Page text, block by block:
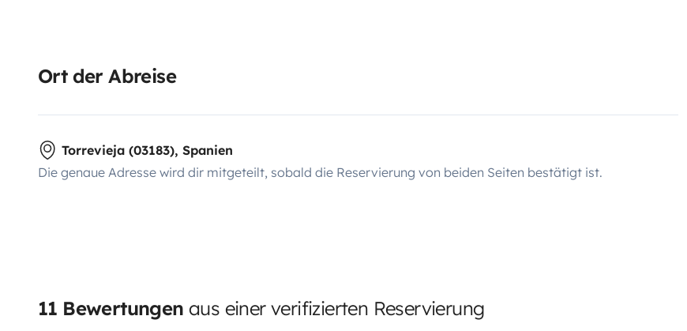
Ort der Abreise
Torrevieja (03183), Spanien
Die genaue Adresse wird dir mitgeteilt, sobald die Reservierung von beiden Seiten bestätigt ist.
11 Bewertungen aus einer verifizierten Reservierung